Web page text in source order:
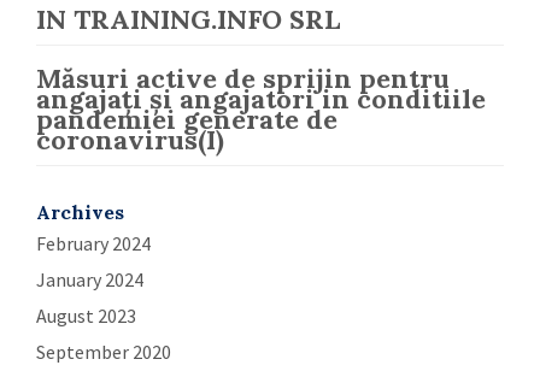
IN TRAINING.INFO SRL
Măsuri active de sprijin pentru
angajați și angajatori in conditiile
pandemiei generate de
coronavirus(I)
Archives
February 2024
January 2024
August 2023
September 2020